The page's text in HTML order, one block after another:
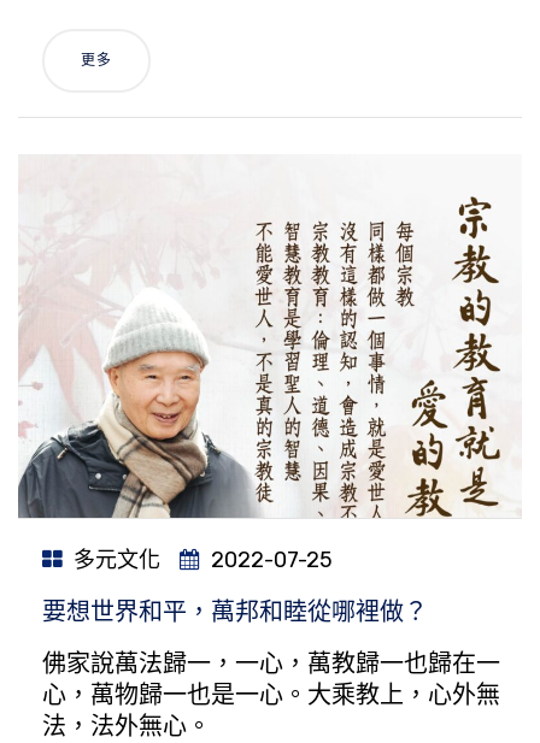
更多
多元文化 2022-07-25
要想世界和平，萬邦和睦從哪裡做？
佛家說萬法歸一，一心，萬教歸一也歸在一
心，萬物歸一也是一心。大乘教上，心外無
法，法外無心。